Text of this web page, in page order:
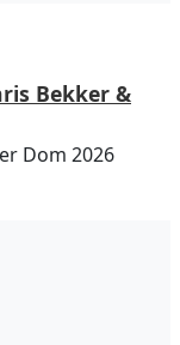
Bekker &
Dom 2026